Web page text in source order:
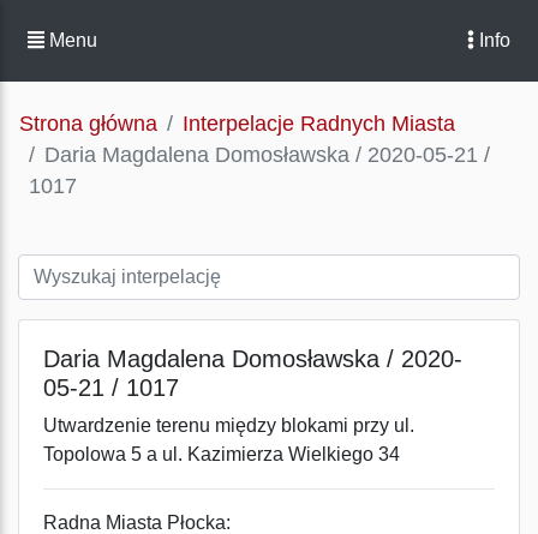
Menu Info
Strona główna
Interpelacje Radnych Miasta
Daria Magdalena Domosławska / 2020-05-21 /
1017
Daria Magdalena Domosławska / 2020-
05-21 / 1017
Utwardzenie terenu między blokami przy ul.
Topolowa 5 a ul. Kazimierza Wielkiego 34
Radna Miasta Płocka: